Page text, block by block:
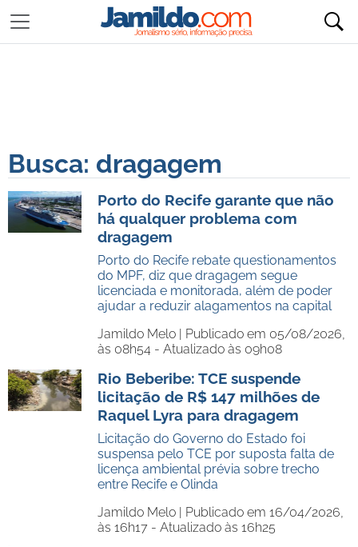
Busca: dragagem
Porto do Recife garante que não
há qualquer problema com
dragagem
Porto do Recife rebate questionamentos
do MPF, diz que dragagem segue
licenciada e monitorada, além de poder
ajudar a reduzir alagamentos na capital
Jamildo Melo | Publicado em 05/08/2026,
às 08h54 - Atualizado às 09h08
Rio Beberibe: TCE suspende
licitação de R$ 147 milhões de
Raquel Lyra para dragagem
Licitação do Governo do Estado foi
suspensa pelo TCE por suposta falta de
licença ambiental prévia sobre trecho
entre Recife e Olinda
Jamildo Melo | Publicado em 16/04/2026,
às 16h17 - Atualizado às 16h25